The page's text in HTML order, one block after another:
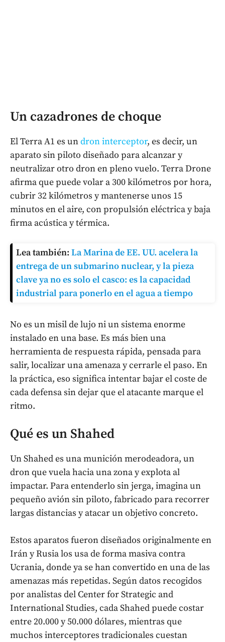
Un cazadrones de choque
El Terra A1 es undron interceptor, es decir, un
aparato sin piloto diseñado para alcanzar y
neutralizar otro dron en pleno vuelo. Terra Drone
afirma que puede volar a 300 kilómetros por hora,
cubrir 32 kilómetros y mantenerse unos 15
minutos en el aire, con propulsión eléctrica y baja
firma acústica y térmica.
Lea también: La Marina de EE. UU. acelera la
entrega de un submarino nuclear, y la pieza
clave ya no es solo el casco: es la capacidad
industrial para ponerlo en el agua a tiempo
No es un misil de lujo ni un sistema enorme
instalado en una base. Es más bien una
herramienta de respuesta rápida, pensada para
salir, localizar una amenaza y cerrarle el paso. En
la práctica, eso significa intentar bajar el coste de
cada defensa sin dejar que el atacante marque el
ritmo.
Qué es un Shahed
Un Shahed es una munición merodeadora, un
dron que vuela hacia una zona y explota al
impactar. Para entenderlo sin jerga, imagina un
pequeño avión sin piloto, fabricado para recorrer
largas distancias y atacar un objetivo concreto.
Estos aparatos fueron diseñados originalmente en
Irán y Rusia los usa de forma masiva contra
Ucrania, donde ya se han convertido en una de las
amenazas más repetidas. Según datos recogidos
por analistas del Center for Strategic and
International Studies, cada Shahed puede costar
entre 20.000 y 50.000 dólares, mientras que
muchos interceptores tradicionales cuestan